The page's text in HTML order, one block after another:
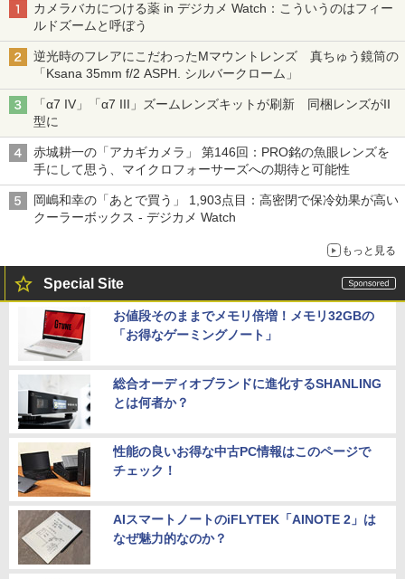
カメラバカにつける薬 in デジカメ Watch：こういうのはフィー
ルドズームと呼ぼう
逆光時のフレアにこだわったMマウントレンズ 真ちゅう鏡筒の
「Ksana 35mm f/2 ASPH. シルバークローム」
「α7 IV」「α7 III」ズームレンズキットが刷新 同梱レンズがII
型に
赤城耕一の「アカギカメラ」 第146回：PRO銘の魚眼レンズを
手にして思う、マイクロフォーサーズへの期待と可能性
岡嶋和幸の「あとで買う」 1,903点目：高密閉で保冷効果が高い
クーラーボックス - デジカメ Watch
もっと見る
Special Site
お値段そのままでメモリ倍増！メモリ32GBの
「お得なゲーミングノート」
総合オーディオブランドに進化するSHANLING
とは何者か？
性能の良いお得な中古PC情報はこのページで
チェック！
AIスマートノートのiFLYTEK「AINOTE 2」は
なぜ魅力的なのか？